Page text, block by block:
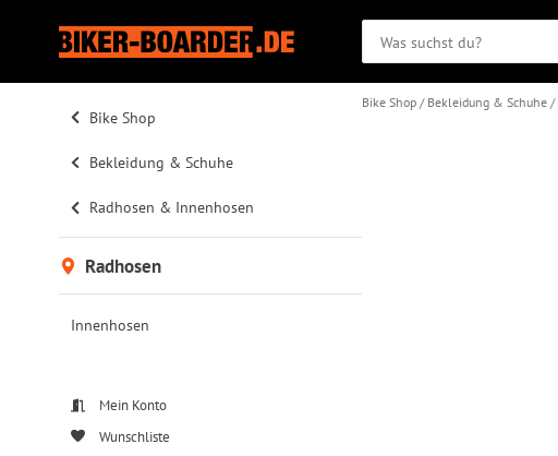
Bike Shop
Bekleidung & Schuhe
Radhosen & Innenhosen
Radhosen
Innenhosen
Mein Konto
Wunschliste
Bike Shop Bekleidung & Schuhe